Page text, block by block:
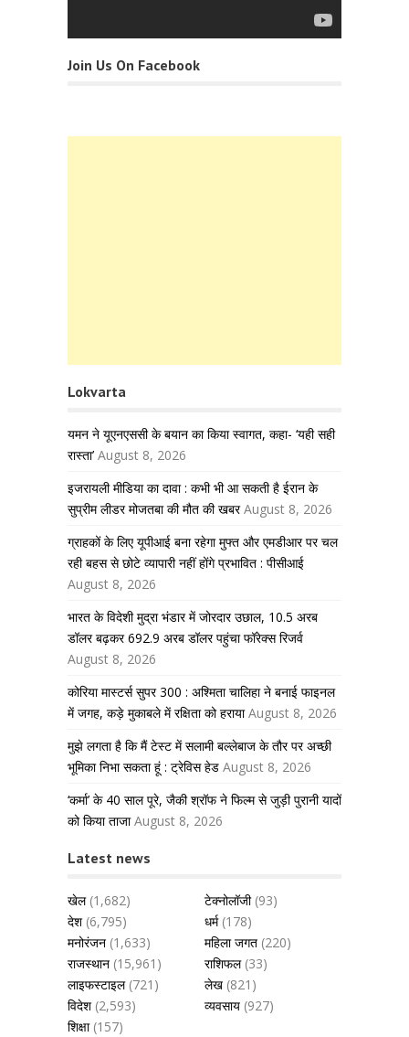
Join Us On Facebook
Lokvarta
यमन ने यूएनएससी के बयान का किया स्वागत, कहा- ‘यही सही
रास्ता’ August 8, 2026
इजरायली मीडिया का दावा : कभी भी आ सकती है ईरान के
सुप्रीम लीडर मोजतबा की मौत की खबर August 8, 2026
ग्राहकों के लिए यूपीआई बना रहेगा मुफ्त और एमडीआर पर चल
रही बहस से छोटे व्यापारी नहीं होंगे प्रभावित : पीसीआई
August 8, 2026
भारत के विदेशी मुद्रा भंडार में जोरदार उछाल, 10.5 अरब
डॉलर बढ़कर 692.9 अरब डॉलर पहुंचा फॉरेक्स रिजर्व
August 8, 2026
कोरिया मास्टर्स सुपर 300 : अश्मिता चालिहा ने बनाई फाइनल
में जगह, कड़े मुकाबले में रक्षिता को हराया August 8, 2026
मुझे लगता है कि मैं टेस्ट में सलामी बल्लेबाज के तौर पर अच्छी
भूमिका निभा सकता हूं : ट्रेविस हेड August 8, 2026
‘कर्मा’ के 40 साल पूरे, जैकी श्रॉफ ने फिल्म से जुड़ी पुरानी यादों
को किया ताजा August 8, 2026
Latest news
खेल(1,682) टेक्नोलॉजी(93)
देश(6,795) धर्म(178)
मनोरंजन (1,633) महिला जगत (220)
राजस्थान (15,961) राशिफल(33)
लाइफस्टाइल(721) लेख (821)
विदेश(2,593) व्यवसाय (927)
शिक्षा(157)